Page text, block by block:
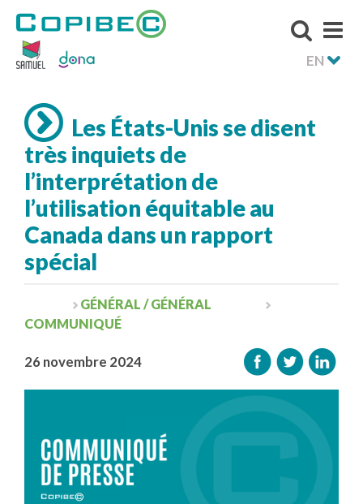
EN
Les États-Unis se disent
très inquiets de
l’interprétation de
l’utilisation équitable au
Canada dans un rapport
spécial
GÉNÉRAL / GÉNÉRAL
COMMUNIQUÉ
26 novembre 2024